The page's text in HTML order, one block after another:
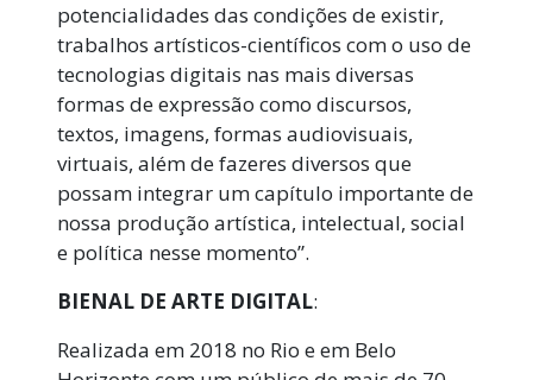
potencialidades das condições de existir,
trabalhos artísticos-científicos com o uso de
tecnologias digitais nas mais diversas
formas de expressão como discursos,
textos, imagens, formas audiovisuais,
virtuais, além de fazeres diversos que
possam integrar um capítulo importante de
nossa produção artística, intelectual, social
e política nesse momento”.
BIENAL DE ARTE DIGITAL:
Realizada em 2018 no Rio e em Belo